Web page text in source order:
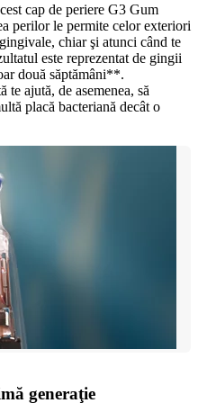
cap de periere G3 Gum
perilor le permite celor exteriori
chiar şi atunci când te
este reprezentat de gingii
două săptămâni**.
ajută, de asemenea, să
placă bacteriană decât o
generaţie